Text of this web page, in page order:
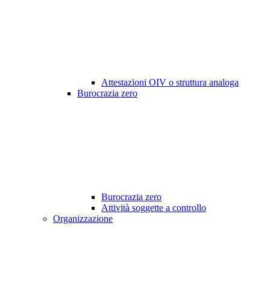
Attestazioni OIV o struttura analoga
Burocrazia zero
Burocrazia zero
Attività soggette a controllo
Organizzazione